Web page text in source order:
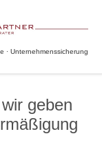
· Unternehmenssicherung
geben